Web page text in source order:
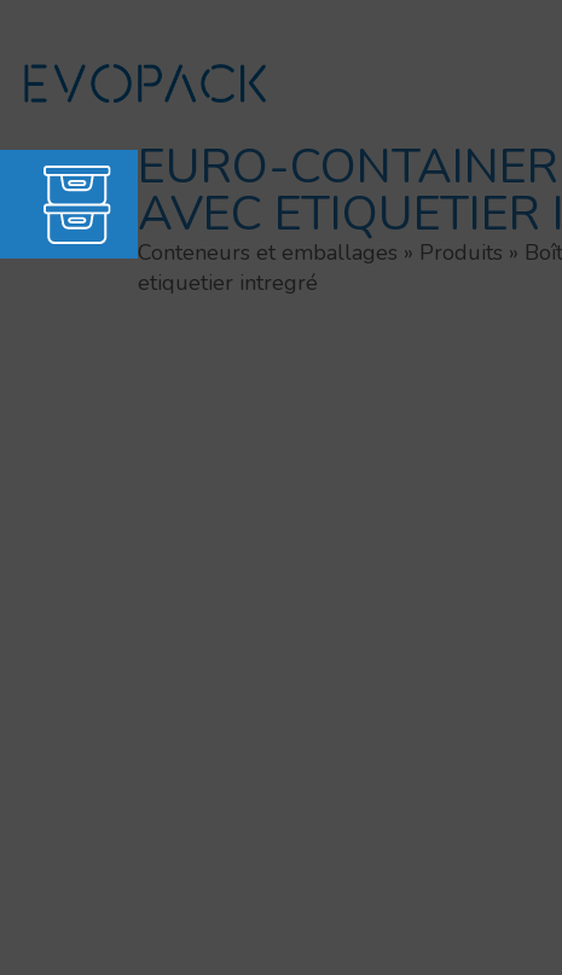
contenu
EURO-
AVEC ETIQUETIER
Conteneurs et emballages » Produits »
etiquetier intregré